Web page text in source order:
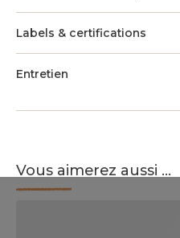
Labels & certifications
Entretien
Vous aimerez aussi ...